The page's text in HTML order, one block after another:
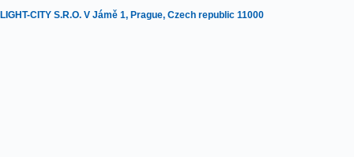
LIGHT-CITY S.R.O. V Jámě 1, Prague, Czech republic 11000